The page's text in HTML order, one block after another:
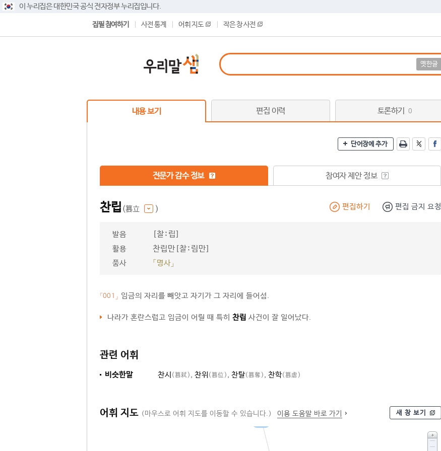
이 누리집은 대한민국 공식 전자정부 누리집입니다.
집필 참여하기 사전 통계 어휘 지도 작은 창 사전
옛한글
내용 보기 편집 이력 토론하기 0
단어장에 추가
전문가 감수 정보 참여자 제안 정보
찬립 (簒立 ) 편집하기 편집 금지 요청
발음 [찰ː립]
활용 찬립만[찰ː림만]
품사 「명사」
「001」 임금의 자리를 빼앗고 자기가 그 자리에 들어섬.
나라가 혼란스럽고 임금이 어릴 때 특히 찬립 사건이 잘 일어났다.
관련 어휘
비슷한말 찬시 (簒弑) , 찬위 (簒位) , 찬탈(簒奪) , 찬학(簒虐)
어휘 지도 (마우스로 어휘 지도를 이동할 수 있습니다.) 이용 도움말 바로 가기 새 창 보기